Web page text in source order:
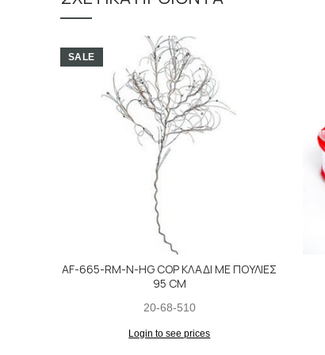
SALE
AF-665-RM-Ν-HG COP ΚΛΑΔΙ ΜΕ ΠΟΥΛΙΕΣ
95 CM
20-68-510
Login to see prices